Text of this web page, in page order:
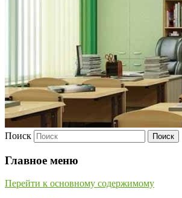
Поиск
Главное меню
Перейти к основному содержимому